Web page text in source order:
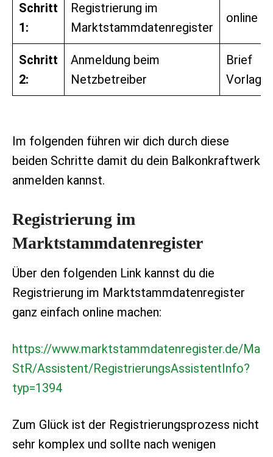
Schritt
1:
Registrierung im
Marktstammdatenregister
online
Schritt
2:
Anmeldung beim
Netzbetreiber
Brief
Vorlage
Im folgenden führen wir dich durch diese
beiden Schritte damit du dein Balkonkraftwerk
anmelden kannst.
Registrierung im
Marktstammdatenregister
Über den folgenden Link kannst du die
Registrierung im Marktstammdatenregister
ganz einfach online machen:
https://www.marktstammdatenregister.de/Ma
StR/Assistent/RegistrierungsAssistentInfo?
typ=1394
Zum Glück ist der Registrierungsprozess nicht
sehr komplex und sollte nach wenigen